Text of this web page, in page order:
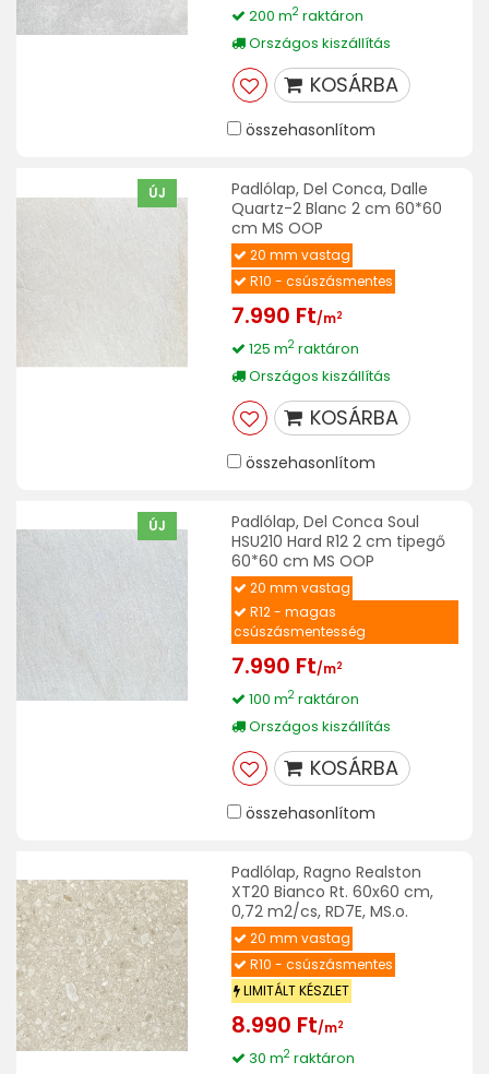
200 m2raktáron
Országos kiszállítás
KOSÁRBA
összehasonlítom
ÚJ
Padlólap, Del Conca, Dalle
Quartz-2 Blanc 2 cm 60*60
cm MS OOP
20 mm vastag
R10 - csúszásmentes
7.990 Ft/m2
125 m2raktáron
Országos kiszállítás
KOSÁRBA
összehasonlítom
ÚJ
Padlólap, Del Conca Soul
HSU210 Hard R12 2 cm tipegő
60*60 cm MS OOP
20 mm vastag
R12 - magas
csúszásmentesség
7.990 Ft/m2
100 m2raktáron
Országos kiszállítás
KOSÁRBA
összehasonlítom
Padlólap, Ragno Realston
XT20 Bianco Rt. 60x60 cm,
0,72 m2/cs, RD7E, MS.o.
20 mm vastag
R10 - csúszásmentes
LIMITÁLT KÉSZLET
8.990 Ft/m2
30 m2raktáron